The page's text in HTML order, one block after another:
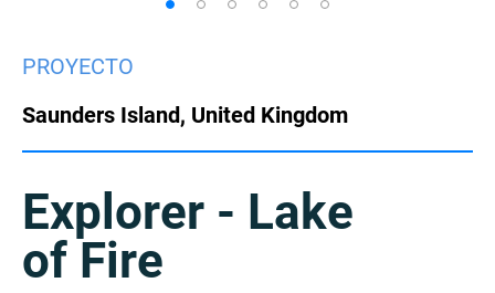
India
Italy
Korea Mexico
Malaysia
New Zealand
PROYECTO
Saunders Island, United Kingdom
Explorer - Lake
of Fire